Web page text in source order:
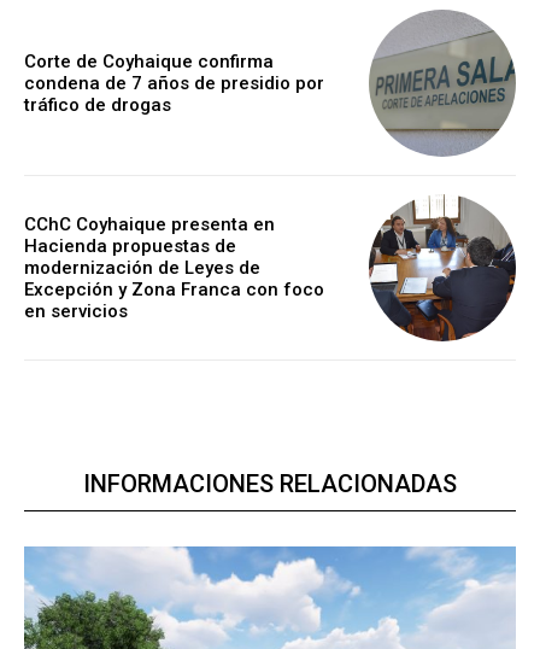
Corte de Coyhaique confirma
condena de 7 años de presidio por
tráfico de drogas
CChC Coyhaique presenta en
Hacienda propuestas de
modernización de Leyes de
Excepción y Zona Franca con foco
en servicios
INFORMACIONES RELACIONADAS